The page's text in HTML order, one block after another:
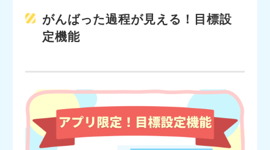
がんばった過程が見える！目標設
定機能